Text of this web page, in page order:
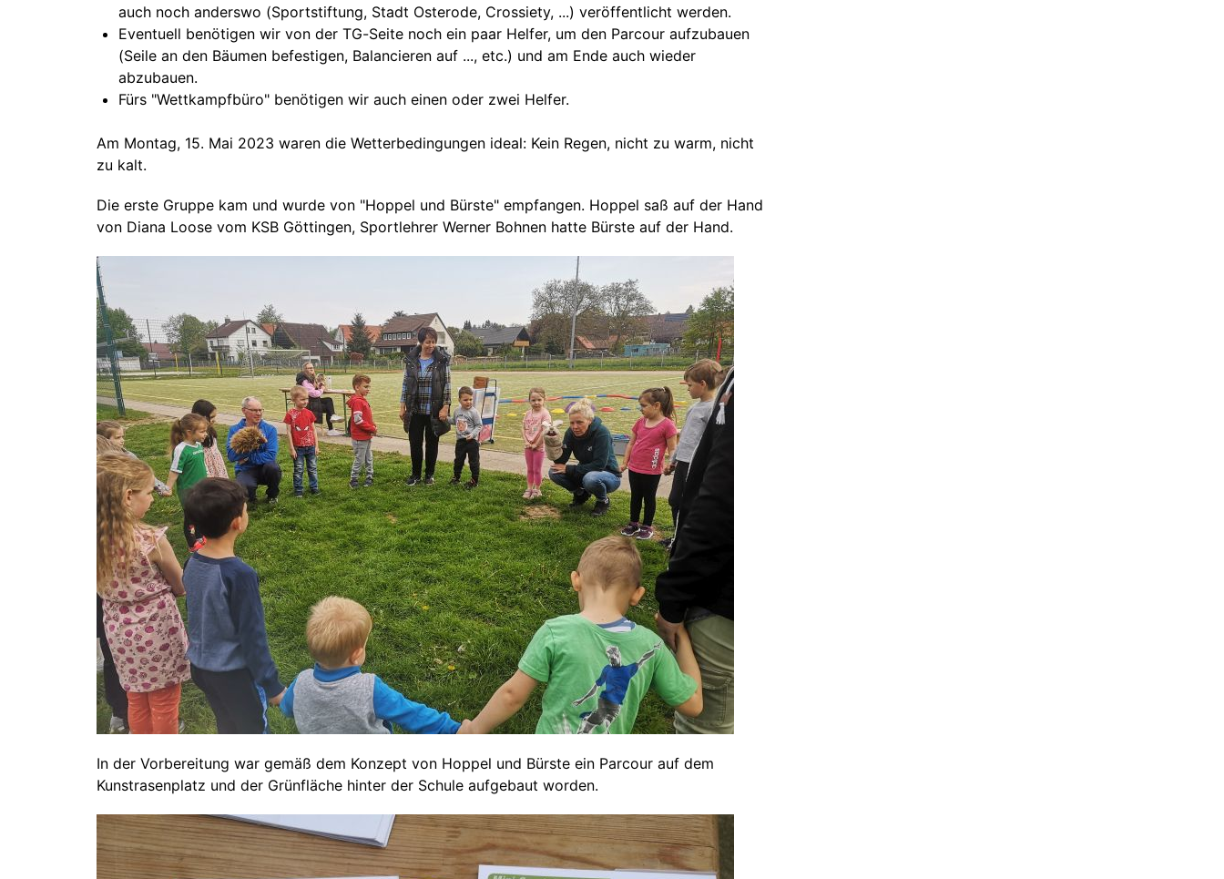
auch noch anderswo (Sportstiftung, Stadt Osterode, Crossiety, ...) veröffentlicht werden.
Eventuell benötigen wir von der TG-Seite noch ein paar Helfer, um den Parcour aufzubauen
(Seile an den Bäumen befestigen, Balancieren auf ..., etc.) und am Ende auch wieder
abzubauen.
Fürs "Wettkampfbüro" benötigen wir auch einen oder zwei Helfer.
Am Montag, 15. Mai 2023 waren die Wetterbedingungen ideal: Kein Regen, nicht zu warm, nicht
zu kalt.
Die erste Gruppe kam und wurde von "Hoppel und Bürste" empfangen. Hoppel saß auf der Hand
von Diana Loose vom KSB Göttingen, Sportlehrer Werner Bohnen hatte Bürste auf der Hand.
In der Vorbereitung war gemäß dem Konzept von Hoppel und Bürste ein Parcour auf dem
Kunstrasenplatz und der Grünfläche hinter der Schule aufgebaut worden.